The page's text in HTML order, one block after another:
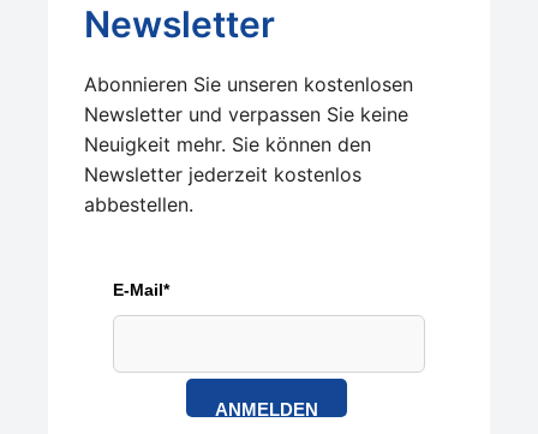
Newsletter
Abonnieren Sie unseren kostenlosen
Newsletter und verpassen Sie keine
Neuigkeit mehr. Sie können den
Newsletter jederzeit kostenlos
abbestellen.
E-Mail*
ANMELDEN